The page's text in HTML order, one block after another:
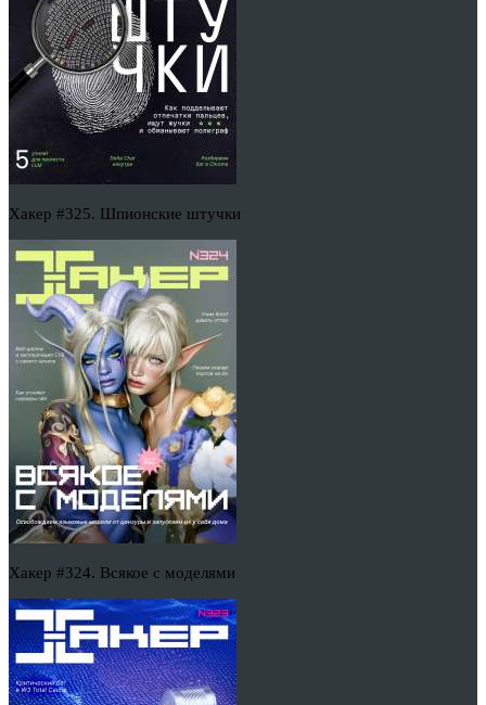
Хакер #325. Шпионские штучки
Хакер #324. Всякое с моделями